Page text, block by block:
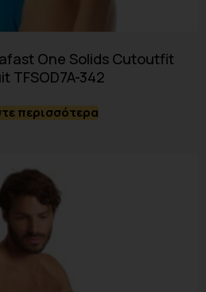
One Solids Cutoutfit
TFSOD7A-342
περισσότερα